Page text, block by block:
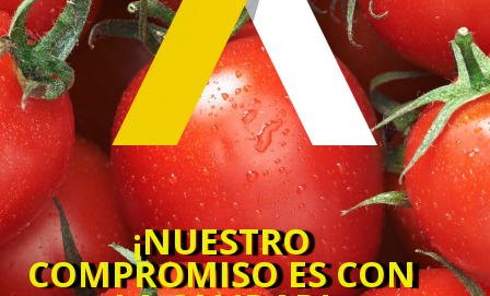
¡NUESTRO
COMPROMISO ES CON